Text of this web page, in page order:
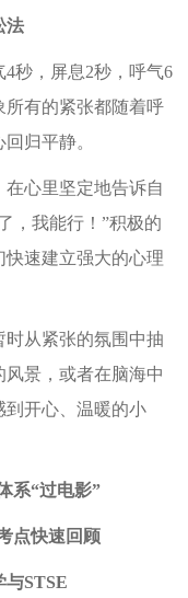
法
秒，屏息2秒，呼气6
所有的紧张都随着呼
归平静。
心里坚定地告诉自
，我能行！”积极的
快速建立强大的心理
时从紧张的氛围中抽
景，或者在脑海中
到开心、温暖的小
系“过电影”
点快速回顾
与STSE